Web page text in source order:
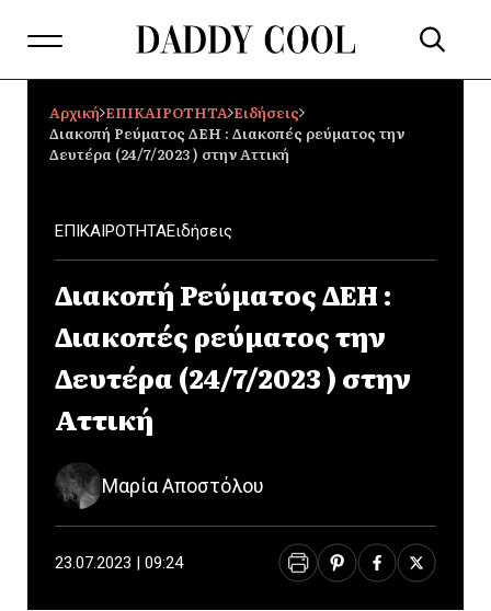
Αρχική ΕΠΙΚΑΙΡΟΤΗΤΑ Ειδήσεις
Διακοπή Ρεύματος ΔΕΗ : Διακοπές ρεύματος την
Δευτέρα (24/7/2023 ) στην Αττική
ΕΠΙΚΑΙΡΟΤΗΤΑΕιδήσεις
Διακοπή Ρεύματος ΔΕΗ :
Διακοπές ρεύματος την
Δευτέρα (24/7/2023 ) στην
Αττική
Μαρία Αποστόλου
23.07.2023 | 09:24